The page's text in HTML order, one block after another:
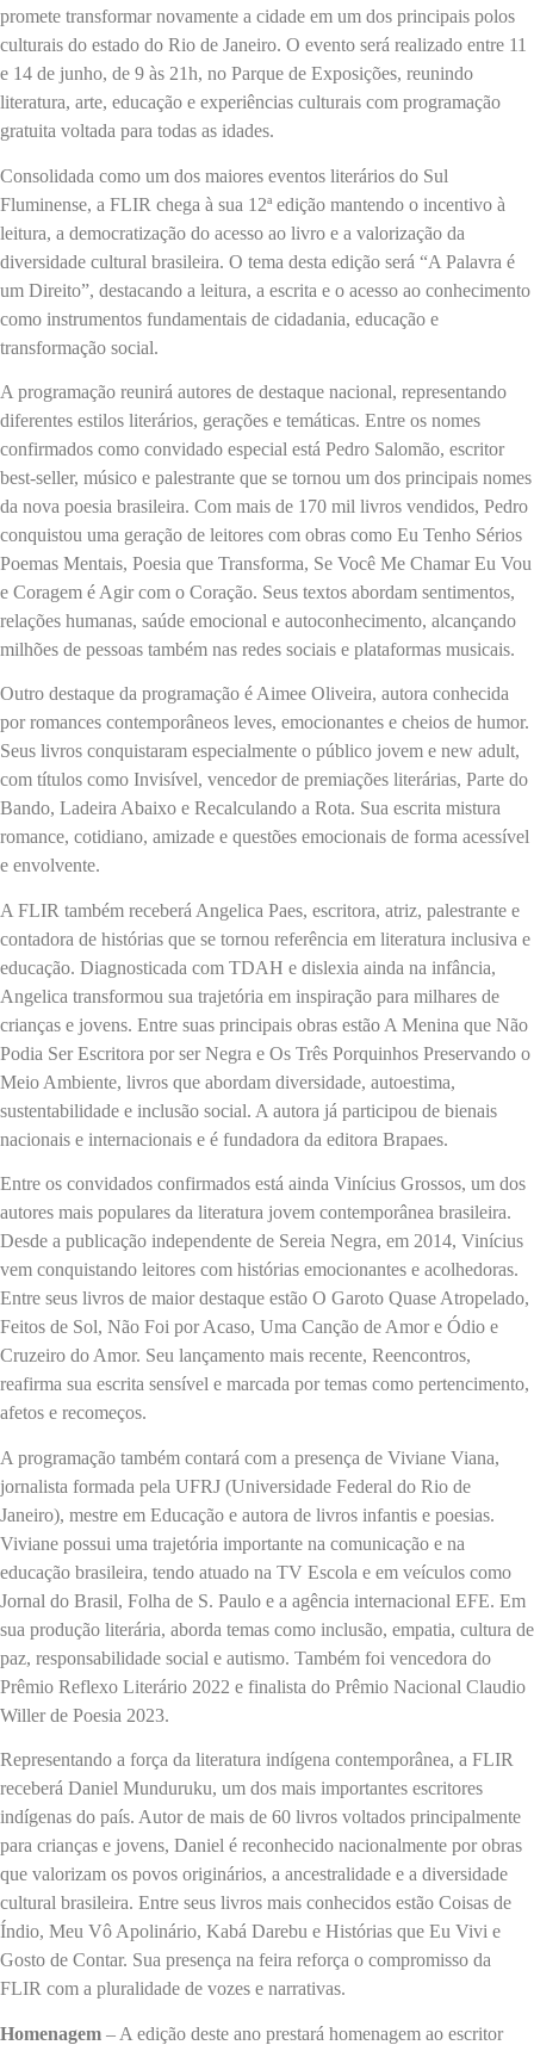
promete transformar novamente a cidade em um dos principais polos
culturais do estado do Rio de Janeiro. O evento será realizado entre 11
e 14 de junho, de 9 às 21h, no Parque de Exposições, reunindo
literatura, arte, educação e experiências culturais com programação
gratuita voltada para todas as idades.
Consolidada como um dos maiores eventos literários do Sul
Fluminense, a FLIR chega à sua 12ª edição mantendo o incentivo à
leitura, a democratização do acesso ao livro e a valorização da
diversidade cultural brasileira. O tema desta edição será “A Palavra é
um Direito”, destacando a leitura, a escrita e o acesso ao conhecimento
como instrumentos fundamentais de cidadania, educação e
transformação social.
A programação reunirá autores de destaque nacional, representando
diferentes estilos literários, gerações e temáticas. Entre os nomes
confirmados como convidado especial está Pedro Salomão, escritor
best-seller, músico e palestrante que se tornou um dos principais nomes
da nova poesia brasileira. Com mais de 170 mil livros vendidos, Pedro
conquistou uma geração de leitores com obras como Eu Tenho Sérios
Poemas Mentais, Poesia que Transforma, Se Você Me Chamar Eu Vou
e Coragem é Agir com o Coração. Seus textos abordam sentimentos,
relações humanas, saúde emocional e autoconhecimento, alcançando
milhões de pessoas também nas redes sociais e plataformas musicais.
Outro destaque da programação é Aimee Oliveira, autora conhecida
por romances contemporâneos leves, emocionantes e cheios de humor.
Seus livros conquistaram especialmente o público jovem e new adult,
com títulos como Invisível, vencedor de premiações literárias, Parte do
Bando, Ladeira Abaixo e Recalculando a Rota. Sua escrita mistura
romance, cotidiano, amizade e questões emocionais de forma acessível
e envolvente.
A FLIR também receberá Angelica Paes, escritora, atriz, palestrante e
contadora de histórias que se tornou referência em literatura inclusiva e
educação. Diagnosticada com TDAH e dislexia ainda na infância,
Angelica transformou sua trajetória em inspiração para milhares de
crianças e jovens. Entre suas principais obras estão A Menina que Não
Podia Ser Escritora por ser Negra e Os Três Porquinhos Preservando o
Meio Ambiente, livros que abordam diversidade, autoestima,
sustentabilidade e inclusão social. A autora já participou de bienais
nacionais e internacionais e é fundadora da editora Brapaes.
Entre os convidados confirmados está ainda Vinícius Grossos, um dos
autores mais populares da literatura jovem contemporânea brasileira.
Desde a publicação independente de Sereia Negra, em 2014, Vinícius
vem conquistando leitores com histórias emocionantes e acolhedoras.
Entre seus livros de maior destaque estão O Garoto Quase Atropelado,
Feitos de Sol, Não Foi por Acaso, Uma Canção de Amor e Ódio e
Cruzeiro do Amor. Seu lançamento mais recente, Reencontros,
reafirma sua escrita sensível e marcada por temas como pertencimento,
afetos e recomeços.
A programação também contará com a presença de Viviane Viana,
jornalista formada pela UFRJ (Universidade Federal do Rio de
Janeiro), mestre em Educação e autora de livros infantis e poesias.
Viviane possui uma trajetória importante na comunicação e na
educação brasileira, tendo atuado na TV Escola e em veículos como
Jornal do Brasil, Folha de S. Paulo e a agência internacional EFE. Em
sua produção literária, aborda temas como inclusão, empatia, cultura de
paz, responsabilidade social e autismo. Também foi vencedora do
Prêmio Reflexo Literário 2022 e finalista do Prêmio Nacional Claudio
Willer de Poesia 2023.
Representando a força da literatura indígena contemporânea, a FLIR
receberá Daniel Munduruku, um dos mais importantes escritores
indígenas do país. Autor de mais de 60 livros voltados principalmente
para crianças e jovens, Daniel é reconhecido nacionalmente por obras
que valorizam os povos originários, a ancestralidade e a diversidade
cultural brasileira. Entre seus livros mais conhecidos estão Coisas de
Índio, Meu Vô Apolinário, Kabá Darebu e Histórias que Eu Vivi e
Gosto de Contar. Sua presença na feira reforça o compromisso da
FLIR com a pluralidade de vozes e narrativas.
Homenagem – A edição deste ano prestará homenagem ao escritor